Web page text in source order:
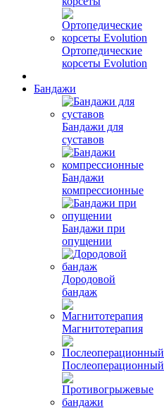
Ортопедические
корсеты Evolution
Бандажи
Бандажи для
суставов
Бандажи
компрессионные
Бандажи при
опущении
Дородовой
бандаж
Магнитотерапия
Послеоперационный